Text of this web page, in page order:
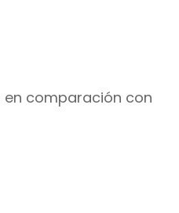
en comparación con